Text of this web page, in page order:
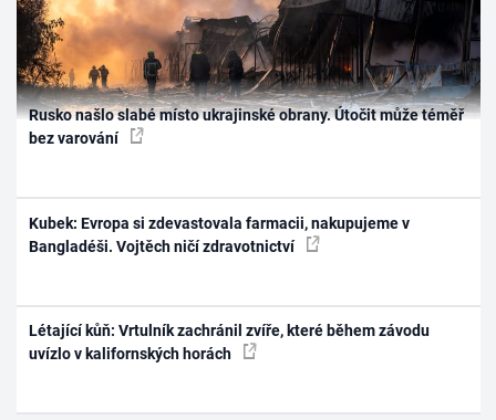
Rusko našlo slabé místo ukrajinské obrany. Útočit může téměř
bez varování
Kubek: Evropa si zdevastovala farmacii, nakupujeme v
Bangladéši. Vojtěch ničí zdravotnictví
Létající kůň: Vrtulník zachránil zvíře, které během závodu
uvízlo v kalifornských horách